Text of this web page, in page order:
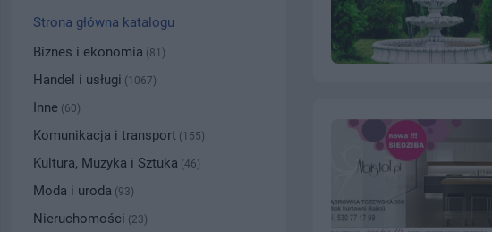
Strona główna katalogu
Biznes i ekonomia (81)
Handel i usługi (1067)
Inne (60)
Komunikacja i transport (155)
Kultura, Muzyka i Sztuka (46)
Moda i uroda (93)
Nieruchomości (23)